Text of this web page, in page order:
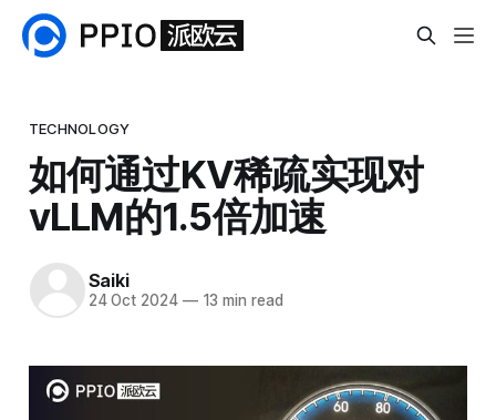
TECHNOLOGY
如何通过KV稀疏实现对
vLLM的1.5倍加速
Saiki
24 Oct 2024 —13 min read